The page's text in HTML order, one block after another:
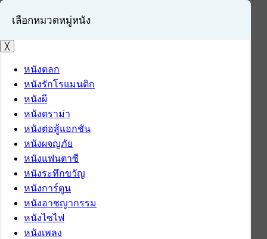
เข้าสู่ระบบ
สมัครสมาชิก
เลือกหมวดหมู่หนัง
╳
หนังตลก
หนังรักโรแมนติก
หนังผี
หนังดราม่า
หนังต่อสู้แอกชัน
หนังผจญภัย
หนังแฟนตาซี
หนังระทึกขวัญ
หนังการ์ตูน
หนังอาชญากรรม
หนังไซไฟ
หนังเพลง